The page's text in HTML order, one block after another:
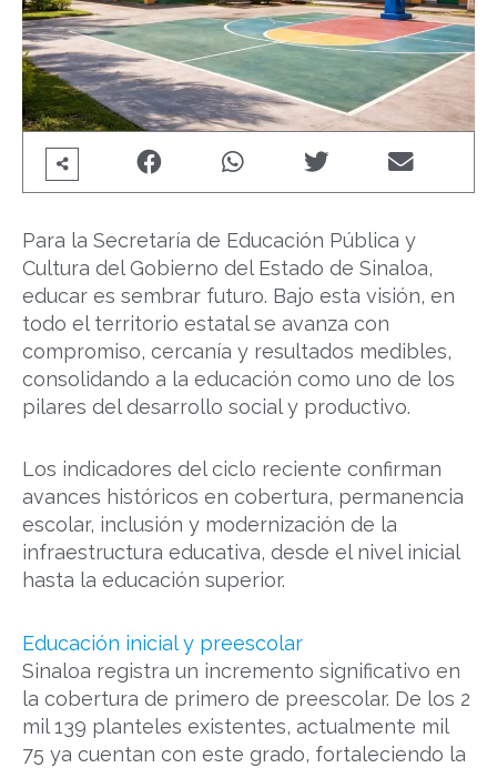
Para la Secretaría de Educación Pública y
Cultura del Gobierno del Estado de Sinaloa,
educar es sembrar futuro. Bajo esta visión, en
todo el territorio estatal se avanza con
compromiso, cercanía y resultados medibles,
consolidando a la educación como uno de los
pilares del desarrollo social y productivo.
Los indicadores del ciclo reciente confirman
avances históricos en cobertura, permanencia
escolar, inclusión y modernización de la
infraestructura educativa, desde el nivel inicial
hasta la educación superior.
Educación inicial y preescolar
Sinaloa registra un incremento significativo en
la cobertura de primero de preescolar. De los 2
mil 139 planteles existentes, actualmente mil
75 ya cuentan con este grado, fortaleciendo la